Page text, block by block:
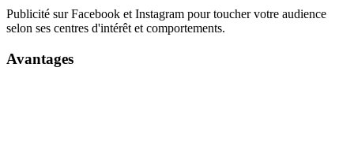
Publicité sur Facebook et Instagram pour toucher votre audience
selon ses centres d'intérêt et comportements.
Avantages